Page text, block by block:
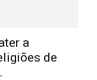
a
de